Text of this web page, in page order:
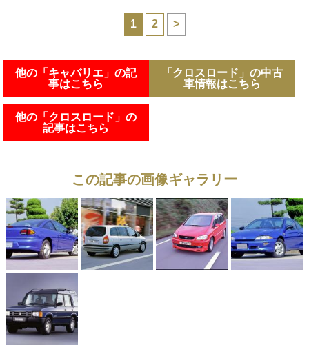
1 2 >
他の「キャバリエ」の記
事はこちら
他の「クロスロード」の
記事はこちら
「クロスロード」の中古
車情報はこちら
この記事の画像ギャラリー